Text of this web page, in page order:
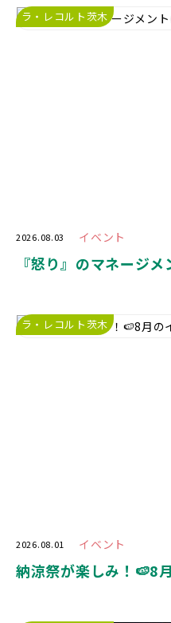
ラ・レコルト茨木
2026.08.03 イベント
『怒り』のマネージ
ラ・レコルト茨木
2026.08.01 イベント
納涼祭が楽しみ！🍉8